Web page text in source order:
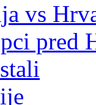
vs
pred